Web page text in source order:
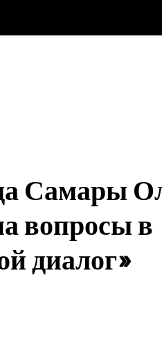
Самары
вопросы в
диалог»